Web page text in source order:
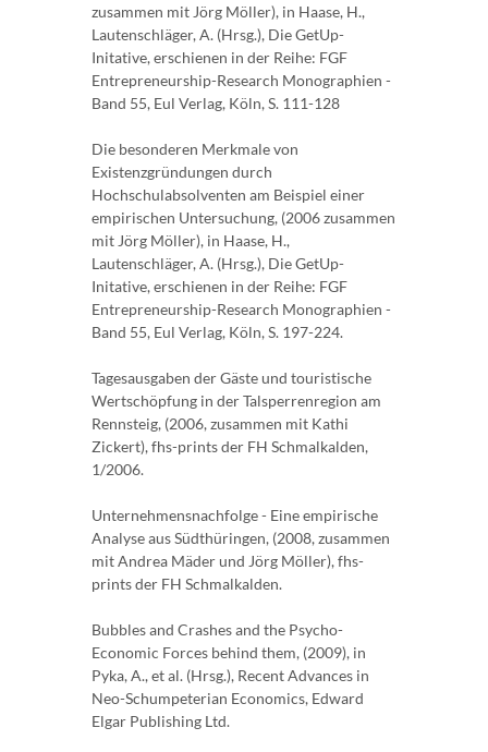
zusammen mit Jörg Möller), in Haase, H.,
Lautenschläger, A. (Hrsg.), Die GetUp-
Initative, erschienen in der Reihe: FGF
Entrepreneurship-Research Monographien -
Band 55, Eul Verlag, Köln, S. 111-128
Die besonderen Merkmale von
Existenzgründungen durch
Hochschulabsolventen am Beispiel einer
empirischen Untersuchung, (2006 zusammen
mit Jörg Möller), in Haase, H.,
Lautenschläger, A. (Hrsg.), Die GetUp-
Initative, erschienen in der Reihe: FGF
Entrepreneurship-Research Monographien -
Band 55, Eul Verlag, Köln, S. 197-224.
Tagesausgaben der Gäste und touristische
Wertschöpfung in der Talsperrenregion am
Rennsteig, (2006, zusammen mit Kathi
Zickert), fhs-prints der FH Schmalkalden,
1/2006.
Unternehmensnachfolge - Eine empirische
Analyse aus Südthüringen, (2008, zusammen
mit Andrea Mäder und Jörg Möller), fhs-
prints der FH Schmalkalden.
Bubbles and Crashes and the Psycho-
Economic Forces behind them, (2009), in
Pyka, A., et al. (Hrsg.), Recent Advances in
Neo-Schumpeterian Economics, Edward
Elgar Publishing Ltd.